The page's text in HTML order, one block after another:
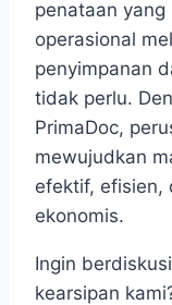
penataan
operasional
penyimpanan
tidak perlu.
PrimaDoc,
mewujudkan
efektif, efisien,
ekonomis.
Ingin
kearsipan